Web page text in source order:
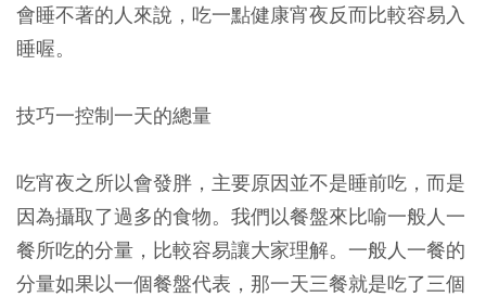
會睡不著的人來說，吃一點健康宵夜反而比較容易入
睡喔。
技巧一控制一天的總量
吃宵夜之所以會發胖，主要原因並不是睡前吃，而是
因為攝取了過多的食物。我們以餐盤來比喻一般人一
餐所吃的分量，比較容易讓大家理解。一般人一餐的
分量如果以一個餐盤代表，那一天三餐就是吃了三個